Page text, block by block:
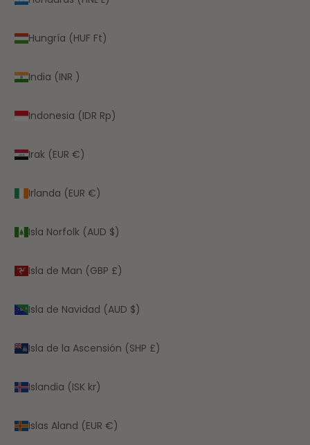
Hungría (HUF Ft)
India (INR ₹)
Indonesia (IDR Rp)
Irak (EUR €)
Irlanda (EUR €)
Isla Norfolk (AUD $)
Isla de Man (GBP £)
Isla de Navidad (AUD $)
Isla de la Ascensión (SHP £)
Islandia (ISK kr)
Islas Aland (EUR €)